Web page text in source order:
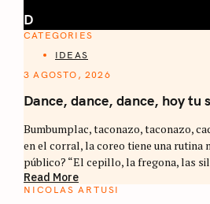
D
CATEGORIES
IDEAS
3 AGOSTO, 2026
Dance, dance, dance, hoy tu
Bumbumplac, taconazo, taconazo,
en el corral, la coreo tiene una rutina
público? “El cepillo, la fregona, las
Read More
NICOLAS ARTUSI